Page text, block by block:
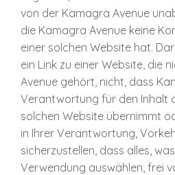
von der Kamagra Avenue
die Kamagra Avenue keine
einer solchen Website hat.
ein Link zu einer Website, die
Avenue gehört, nicht, dass
Verantwortung für den Inhalt
solchen Website übernimmt
in Ihrer Verantwortung,
sicherzustellen, dass alles,
Verwendung auswählen, frei